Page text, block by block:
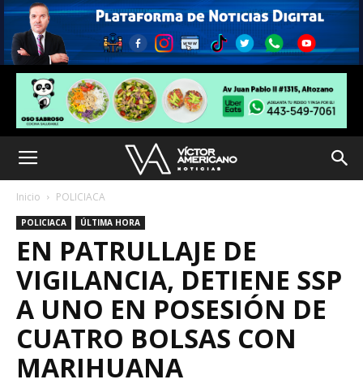
Inicio POLICIACA
POLICIACA ÚLTIMA HORA
EN PATRULLAJE DE
VIGILANCIA, DETIENE SSP
A UNO EN POSESIÓN DE
CUATRO BOLSAS CON
MARIHUANA